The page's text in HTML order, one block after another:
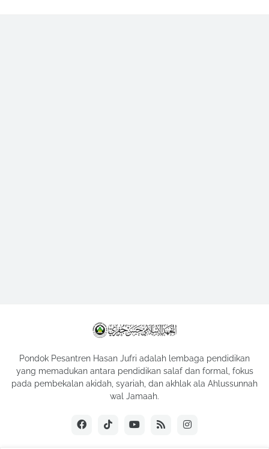
Pondok Pesantren Hasan Jufri adalah lembaga pendidikan
yang memadukan antara pendidikan salaf dan formal, fokus
pada pembekalan akidah, syariah, dan akhlak ala Ahlussunnah
wal Jamaah.